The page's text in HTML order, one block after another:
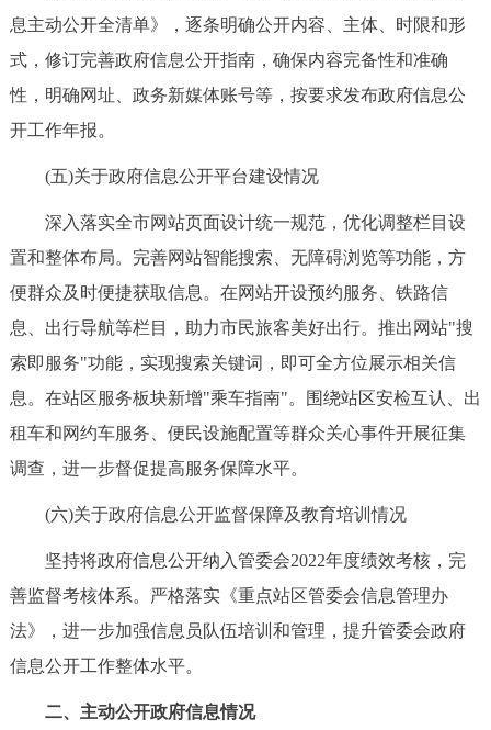
息主动公开全清单》，逐条明确公开内容、主体、时限和形
式，修订完善政府信息公开指南，确保内容完备性和准确
性，明确网址、政务新媒体账号等，按要求发布政府信息公
开工作年报。
(五)关于政府信息公开平台建设情况
深入落实全市网站页面设计统一规范，优化调整栏目设
置和整体布局。完善网站智能搜索、无障碍浏览等功能，方
便群众及时便捷获取信息。在网站开设预约服务、铁路信
息、出行导航等栏目，助力市民旅客美好出行。推出网站"搜
索即服务"功能，实现搜索关键词，即可全方位展示相关信
息。在站区服务板块新增"乘车指南"。围绕站区安检互认、出
租车和网约车服务、便民设施配置等群众关心事件开展征集
调查，进一步督促提高服务保障水平。
(六)关于政府信息公开监督保障及教育培训情况
坚持将政府信息公开纳入管委会2022年度绩效考核，完
善监督考核体系。严格落实《重点站区管委会信息管理办
法》，进一步加强信息员队伍培训和管理，提升管委会政府
信息公开工作整体水平。
二、主动公开政府信息情况